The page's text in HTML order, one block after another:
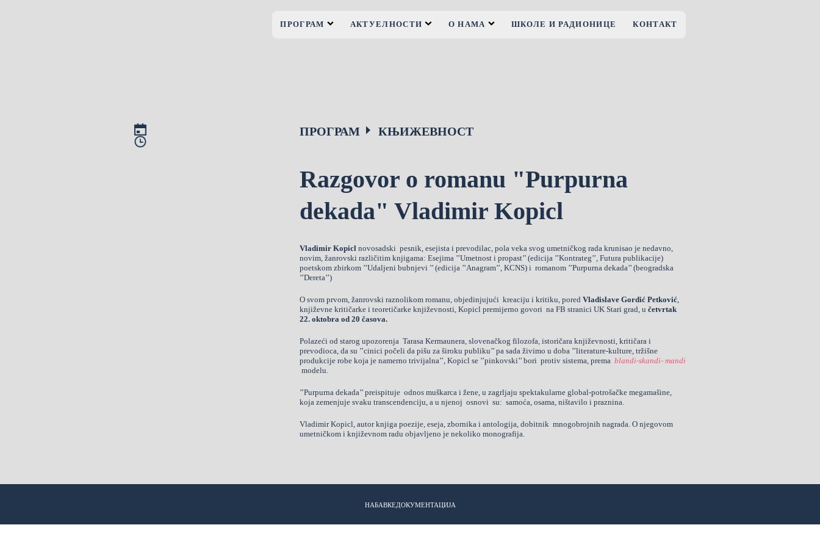
ПРОГРАМ АКТУЕЛНОСТИ О НАМА ШКОЛЕ И РАДИОНИЦЕ КОНТАКТ
ПРОГРАМ КЊИЖЕВНОСТ
Razgovor o romanu "Purpurna
dekada" Vladimir Kopicl
Vladimir Kopicl novosadski pesnik, esejista i prevodilac, pola veka svog umetničkog rada krunisao je nedavno,
novim, žanrovski različitim knjigama: Esejima ’’Umetnost i propast’’ (edicija ’’Kontrateg’’, Futura publikacije)
poetskom zbirkom ’’Udaljeni bubnjevi ’’ (edicija ’’Anagram’’, KCNS) i romanom ’’Purpurna dekada’’ (beogradska
’’Dereta’’)
O svom prvom, žanrovski raznolikom romanu, objedinjujući kreaciju i kritiku, poredVladislave Gordić Petković
književne kritičarke i teoretičarke književnosti, Kopicl premijerno govori na FB stranici UK Stari grad, učetvrtak
22. oktobra od 20 časova.
Polazeći od starog upozorenja Tarasa Kermaunera, slovenačkog filozofa, istoričara književnosti, kritičara i
prevodioca, da su ’’cinici počeli da pišu za široku publiku’’ pa sada živimo u doba ’’literature-kulture, tržišne
produkcije robe koja je namerno trivijalna’’, Kopicl se ’’pinkovski’’ bori protiv sistema, premablandi-skandi- mandi
modelu.
’’Purpurna dekada’’ preispituje odnos muškarca i žene, u zagrljaju spektakularne global-potrošačke megamašine,
koja zemenjuje svaku transcendenciju, a u njenoj osnovi su: samoća, osama, ništavilo i praznina.
Vladimir Kopicl, autor knjiga poezije, eseja, zbornika i antologija, dobitnik mnogobrojnih nagrada. O njegovom
umetničkom i književnom radu objavljeno je nekoliko monografija.
НАБАВКЕДОКУМЕНТАЦИЈА